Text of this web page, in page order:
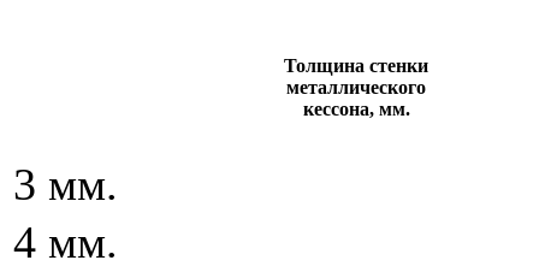
Толщина стенки
металлического
кессона, мм.
3 мм.
4 мм.